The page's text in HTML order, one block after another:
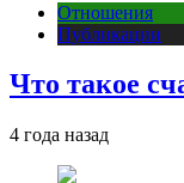
Отношения
Публикации
Что такое
4 года назад